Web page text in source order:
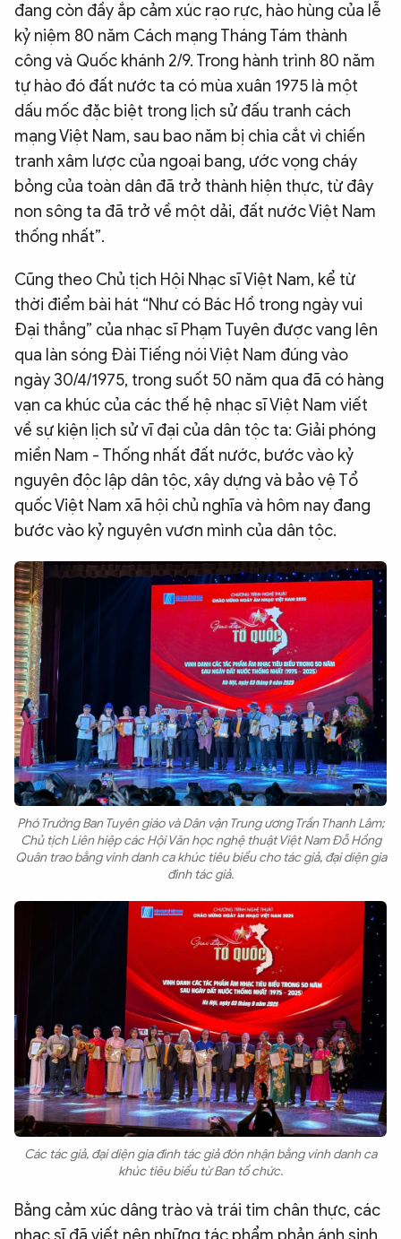
đang còn đầy ắp cảm xúc rạo rực, hào hùng của lễ
kỷ niệm 80 năm Cách mạng Tháng Tám thành
công và Quốc khánh 2/9. Trong hành trình 80 năm
tự hào đó đất nước ta có mùa xuân 1975 là một
dấu mốc đặc biệt trong lịch sử đấu tranh cách
mạng Việt Nam, sau bao năm bị chia cắt vì chiến
tranh xâm lược của ngoại bang, ước vọng cháy
bỏng của toàn dân đã trở thành hiện thực, từ đây
non sông ta đã trở về một dải, đất nước Việt Nam
thống nhất”.
Cũng theo Chủ tịch Hội Nhạc sĩ Việt Nam, kể từ
thời điểm bài hát “Như có Bác Hồ trong ngày vui
Đại thắng” của nhạc sĩ Phạm Tuyên được vang lên
qua làn sóng Đài Tiếng nói Việt Nam đúng vào
ngày 30/4/1975, trong suốt 50 năm qua đã có hàng
vạn ca khúc của các thế hệ nhạc sĩ Việt Nam viết
về sự kiện lịch sử vĩ đại của dân tộc ta: Giải phóng
miền Nam - Thống nhất đất nước, bước vào kỷ
nguyên độc lập dân tộc, xây dựng và bảo vệ Tổ
quốc Việt Nam xã hội chủ nghĩa và hôm nay đang
bước vào kỷ nguyên vươn mình của dân tộc.
Phó Trưởng Ban Tuyên giáo và Dân vận Trung ương Trần Thanh Lâm;
Chủ tịch Liên hiệp các Hội Văn học nghệ thuật Việt Nam Đỗ Hồng
Quân trao bằng vinh danh ca khúc tiêu biểu cho tác giả, đại diện gia
đình tác giả.
Các tác giả, đại diện gia đình tác giả đón nhận bằng vinh danh ca
khúc tiêu biểu từ Ban tổ chức.
Bằng cảm xúc dâng trào và trái tim chân thực, các